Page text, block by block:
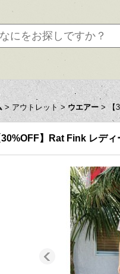
> アウトレット > ウエアー >
30%OFF】Rat Fink レデ